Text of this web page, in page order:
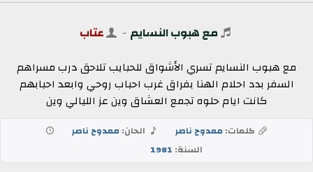
مع هبوب النسايم - عتاب
مع هبوب النسايم تسري الأشواق للحبايب تلاحق درب مسراهم
السفر بدد احلام الهنا بفراق غرب احباب روحي وابعد احبابهم
كانت ايام حلوه تجمع العشاق وين عز الليالي وين
كلمات: ممدوح ناصر الحان: ممدوح ناصر
السنة: 1981